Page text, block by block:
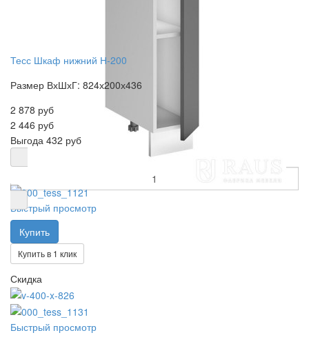
Быстрый просмотр
Тесс Шкаф нижний Н-200
Размер ВхШхГ: 824х200х436
2 878 руб
2 446 руб
Выгода 432 руб
Купить в 1 клик
Скидка
Быстрый просмотр